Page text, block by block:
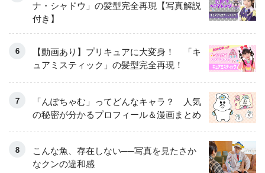
ナ・シャドウ」の髪型完全再現【写真解説
付き】
【動画あり】プリキュアに大変身！ 「キ
ュアミスティック」の髪型完全再現！
「んぽちゃむ」ってどんなキャラ？ 人気
の秘密が分かるプロフィール＆漫画まとめ
こんな魚、存在しない──写真を見たさか
なクンの違和感